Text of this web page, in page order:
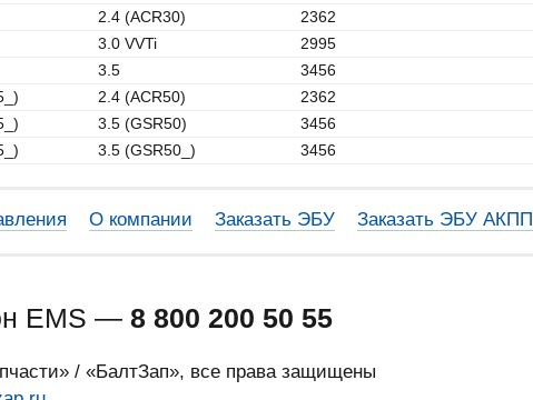
2.4 (ACR30) 2362
3.0 VVTi 2995
3.5 3456
2.4 (ACR50) 2362
3.5 (GSR50) 3456
3.5 (GSR50_) 3456
О компании Заказать ЭБУ Заказать ЭБУ АКПП
EMS — 8 800 200 50 55
/ «БалтЗап», все права защищены